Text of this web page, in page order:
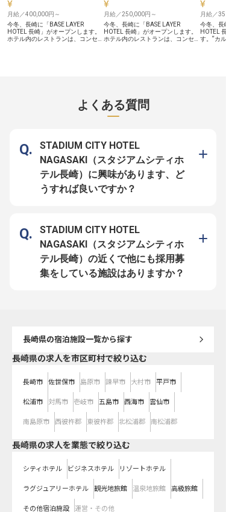
月給／400,000円～
今冬、長崎に「BASE LAYER
HOTEL 長崎」がオープンします。
ホテル内のレストランは、コンセプ
ストランの親しみやすさを掛け合わ
せ、ホームメイドのハンバーグを軸
プ、仕込みや調理の導線設計、オペ
レーション構築、チームづくりま
で、レストランの土台を一つひとつ
形にできます。朝はブッフェ、昼は
街の人にも開かれたランチ、夜は少
し特別なディナーと、時間帯ごとの
体験価値をつくっていきます。
シフト制） ・産休・育休の取得実
績あり（女性の取得率100%） ・今
冬開業のオープニングポジション
月給／250,000円～
今冬、長崎に「BASE LAYER
HOTEL 長崎」がオープンします。
ホテル内のレストランは、コンセプ
じて支えていくポジションです。
【スーシェフ候補として、段階的に
ステップアップできる】 スーシェ
現場運営、キッチン全体のオペレー
ション改善なども段階的にお任せし
ていきます。開業期の仕込み導線づ
くりから関われるのも魅力です。
【働く環境のポイント】 ・月給25
万円～35万円（45時間分の固定残
業代を含む） ・年間休日112日／月
月給／
今冬、長
HOTEL
す。“カ
上がった
よくある質問
STADIUM CITY HOTEL
NAGASAKI（スタジアムシティホ
テル長崎）に興味があります、ど
うすれば良いですか？
STADIUM CITY HOTEL
NAGASAKI（スタジアムシティホ
テル長崎）の近くで他にも採用募
集をしている施設はありますか？
長崎県の宿泊施設一覧から探す
長崎県の求人を市区町村で絞り込む
長崎市 佐世保市 島原市 諫早市 大村市 平戸市
松浦市 対馬市 壱岐市 五島市 西海市 雲仙市
南島原市 西彼杵郡 東彼杵郡 北松浦郡 南松浦郡
長崎県の求人を業態で絞り込む
シティホテル ビジネスホテル リゾートホテル
ラグジュアリーホテル 観光地旅館 温泉地旅館 高級旅館
その他宿泊施設 運営・その他